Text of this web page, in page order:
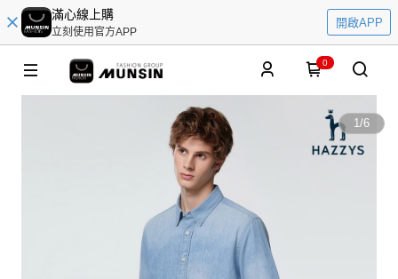
滿心線上購
立刻使用官方APP
開啟APP
0
1/6